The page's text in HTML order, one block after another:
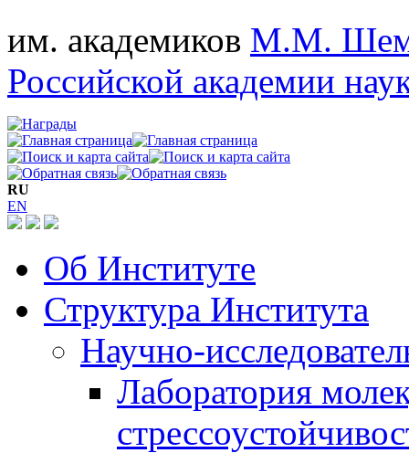
им. академиков М.М.
Российской академии
RU
EN
Об Институте
Структура Института
Научно-
Лаборатория